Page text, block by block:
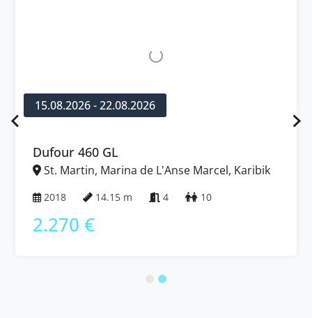
15.08.2026 - 22.08.2026
Dufour 460 GL
St. Martin, Marina de L'Anse Marcel, Karibik
2018 14.15 m 4 10
2.270 €